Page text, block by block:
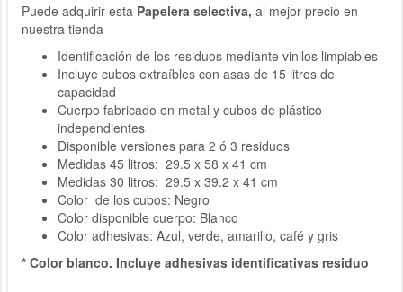
Puede adquirir esta Papelera selectiva, al mejor precio en
nuestra tienda
Identificación de los residuos mediante vinilos limpiables
Incluye cubos extraíbles con asas de 15 litros de
capacidad
Cuerpo fabricado en metal y cubos de plástico
independientes
Disponible versiones para 2 ó 3 residuos
Medidas 45 litros: 29.5 x 58 x 41 cm
Medidas 30 litros: 29.5 x 39.2 x 41 cm
Color de los cubos: Negro
Color disponible cuerpo: Blanco
Color adhesivas: Azul, verde, amarillo, café y gris
* Color blanco. Incluye adhesivas identificativas residuo